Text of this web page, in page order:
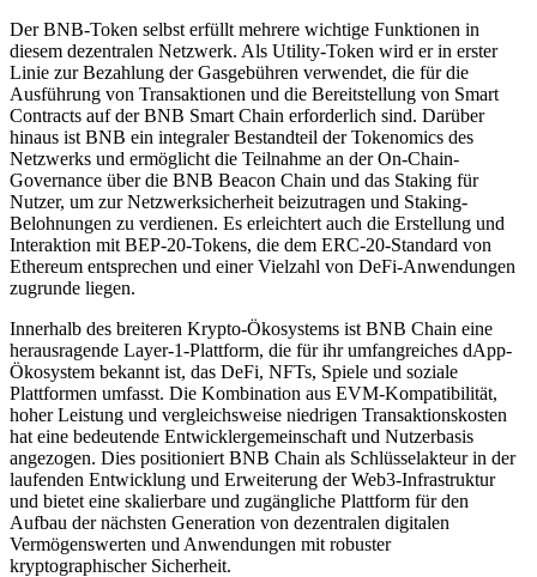
Der BNB-Token selbst erfüllt mehrere wichtige Funktionen in
diesem dezentralen Netzwerk. Als Utility-Token wird er in erster
Linie zur Bezahlung der Gasgebühren verwendet, die für die
Ausführung von Transaktionen und die Bereitstellung von Smart
Contracts auf der BNB Smart Chain erforderlich sind. Darüber
hinaus ist BNB ein integraler Bestandteil der Tokenomics des
Netzwerks und ermöglicht die Teilnahme an der On-Chain-
Governance über die BNB Beacon Chain und das Staking für
Nutzer, um zur Netzwerksicherheit beizutragen und Staking-
Belohnungen zu verdienen. Es erleichtert auch die Erstellung und
Interaktion mit BEP-20-Tokens, die dem ERC-20-Standard von
Ethereum entsprechen und einer Vielzahl von DeFi-Anwendungen
zugrunde liegen.
Innerhalb des breiteren Krypto-Ökosystems ist BNB Chain eine
herausragende Layer-1-Plattform, die für ihr umfangreiches dApp-
Ökosystem bekannt ist, das DeFi, NFTs, Spiele und soziale
Plattformen umfasst. Die Kombination aus EVM-Kompatibilität,
hoher Leistung und vergleichsweise niedrigen Transaktionskosten
hat eine bedeutende Entwicklergemeinschaft und Nutzerbasis
angezogen. Dies positioniert BNB Chain als Schlüsselakteur in der
laufenden Entwicklung und Erweiterung der Web3-Infrastruktur
und bietet eine skalierbare und zugängliche Plattform für den
Aufbau der nächsten Generation von dezentralen digitalen
Vermögenswerten und Anwendungen mit robuster
kryptographischer Sicherheit.